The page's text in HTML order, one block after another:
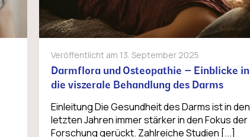
Veröffentlicht am 13. September 2025
Darmflora und Osteopathie – Einblicke in
die viszerale Behandlung des Darms
Einleitung Die Gesundheit des Darms ist in den
letzten Jahren immer stärker in den Fokus der
Forschung gerückt. Zahlreiche Studien [...]